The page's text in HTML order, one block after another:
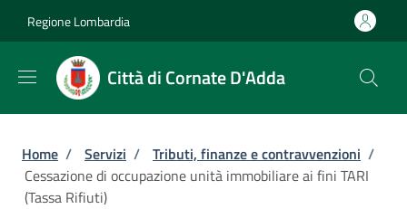
Regione Lombardia
Città di Cornate D'Adda
Briciole di pane
Home / Servizi / Tributi, finanze e contravvenzioni /
Cessazione di occupazione unità immobiliare ai fini TARI
(Tassa Rifiuti)